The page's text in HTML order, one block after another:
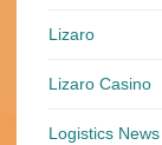
Lizaro
Lizaro Casino
Logistics News